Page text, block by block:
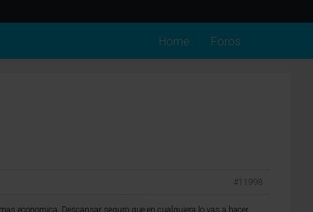
Home Foros
#11998
economica. Descansar seguro que en cualquiera lo vas a hacer